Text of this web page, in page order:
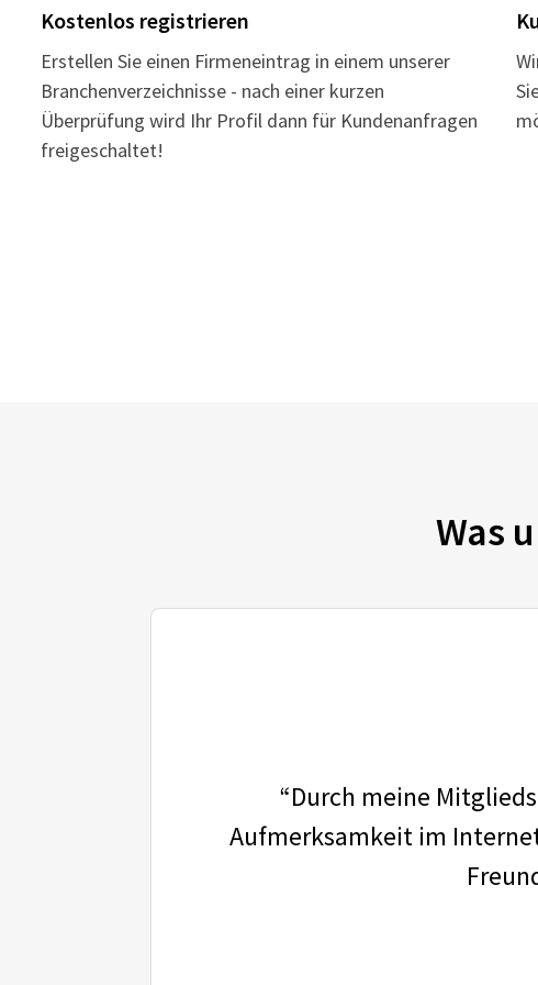
Kostenlos registrieren
Erstellen Sie einen Firmeneintrag in einem unserer
Branchenverzeichnisse - nach einer kurzen
Überprüfung wird Ihr Profil dann für Kundenanfragen
freigeschaltet!
Was
“Durch meine
Aufmerksamkeit im